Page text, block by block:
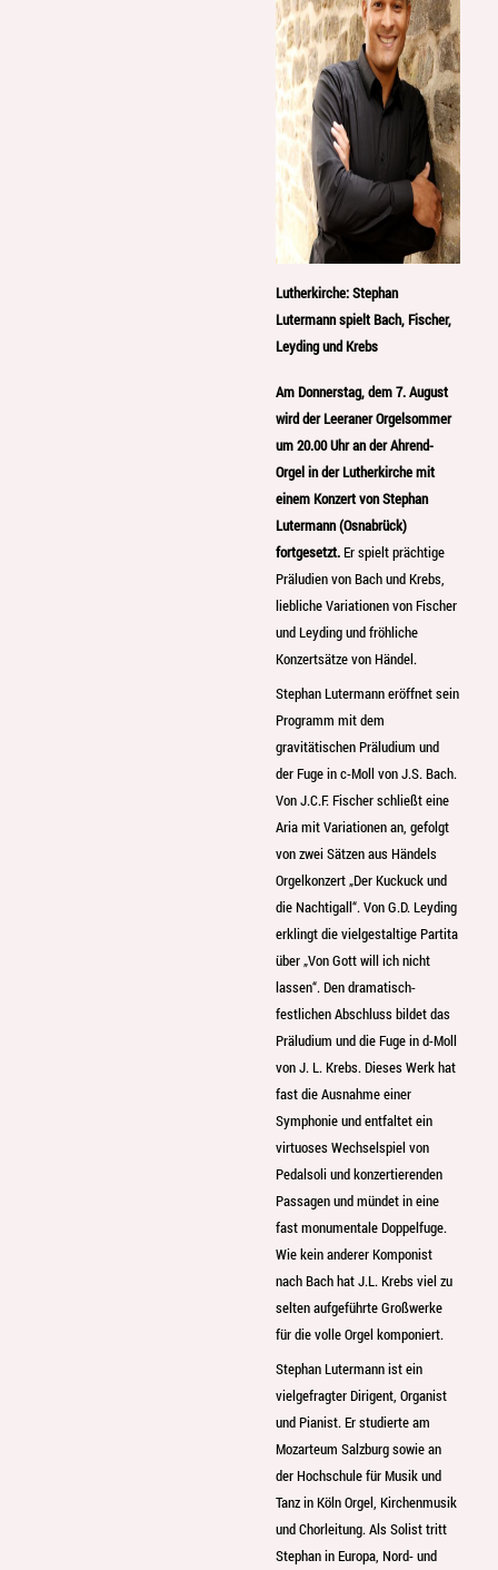
Lutherkirche: Stephan
Lutermann spielt Bach, Fischer,
Leyding und Krebs
Am Donnerstag, dem 7. August
wird der Leeraner Orgelsommer
um 20.00 Uhr an der Ahrend-
Orgel in der Lutherkirche mit
einem Konzert von Stephan
Lutermann (Osnabrück)
fortgesetzt.Er spielt prächtige
Präludien von Bach und Krebs,
liebliche Variationen von Fischer
und Leyding und fröhliche
Konzertsätze von Händel.
Stephan Lutermann eröffnet sein
Programm mit dem
gravitätischen Präludium und
der Fuge in c-Moll von J.S. Bach.
Von J.C.F. Fischer schließt eine
Aria mit Variationen an, gefolgt
von zwei Sätzen aus Händels
Orgelkonzert „Der Kuckuck und
die Nachtigall“. Von G.D. Leyding
erklingt die vielgestaltige Partita
über „Von Gott will ich nicht
lassen“. Den dramatisch-
festlichen Abschluss bildet das
Präludium und die Fuge in d-Moll
von J. L. Krebs. Dieses Werk hat
fast die Ausnahme einer
Symphonie und entfaltet ein
virtuoses Wechselspiel von
Pedalsoli und konzertierenden
Passagen und mündet in eine
fast monumentale Doppelfuge.
Wie kein anderer Komponist
nach Bach hat J.L. Krebs viel zu
selten aufgeführte Großwerke
für die volle Orgel komponiert.
Stephan Lutermann ist ein
vielgefragter Dirigent, Organist
und Pianist. Er studierte am
Mozarteum Salzburg sowie an
der Hochschule für Musik und
Tanz in Köln Orgel, Kirchenmusik
und Chorleitung. Als Solist tritt
Stephan in Europa, Nord- und